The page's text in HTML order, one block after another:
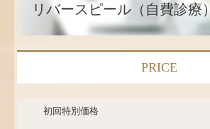
リバースピール（自費診療）
PRICE
初回特別価格